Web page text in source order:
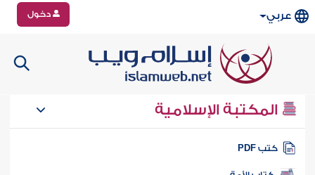
عربي دخول
المكتبة الإسلامية
كتب PDF